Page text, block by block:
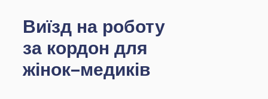
Виїзд на роботу
за кордон для
жінок-медиків